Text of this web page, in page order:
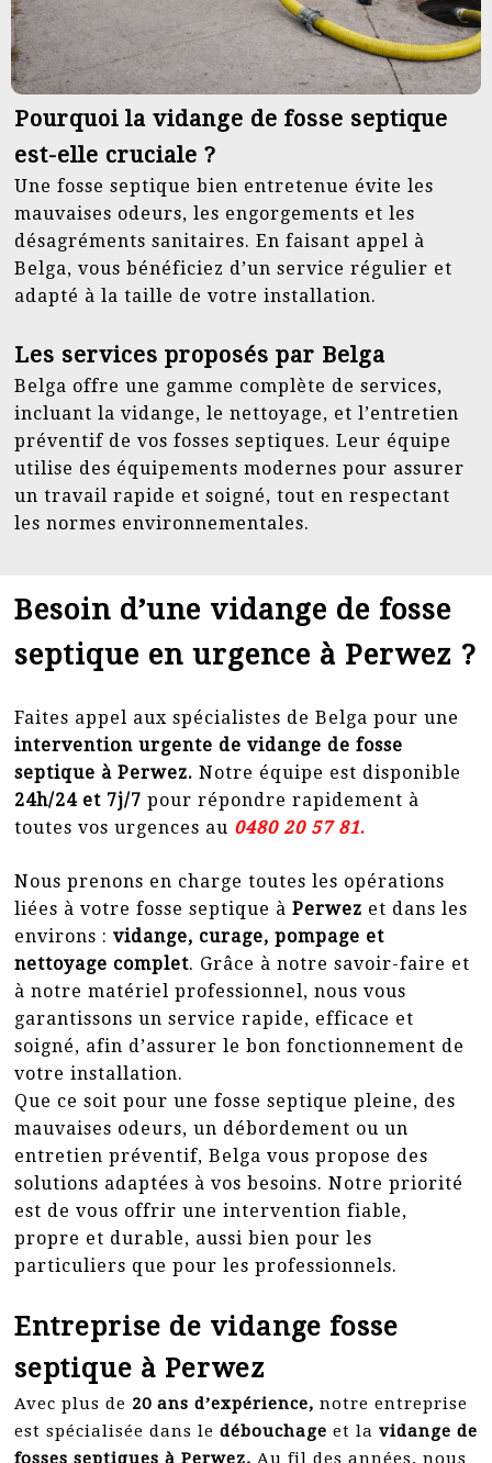
Pourquoi la vidange de fosse septique
est-elle cruciale ?
Une fosse septique bien entretenue évite les
mauvaises odeurs, les engorgements et les
désagréments sanitaires. En faisant appel à
Belga, vous bénéficiez d’un service régulier et
adapté à la taille de votre installation.
Les services proposés par Belga
Belga offre une gamme complète de services,
incluant la vidange, le nettoyage, et l’entretien
préventif de vos fosses septiques. Leur équipe
utilise des équipements modernes pour assurer
un travail rapide et soigné, tout en respectant
les normes environnementales.
Besoin d’une vidange de fosse
septique en urgence à Perwez ?
Faites appel aux spécialistes de Belga pour une
intervention urgente de vidange de fosse
septique à Perwez. Notre équipe est disponible
24h/24 et 7j/7 pour répondre rapidement à
toutes vos urgences au 0480 20 57 81.
Nous prenons en charge toutes les opérations
liées à votre fosse septique à Perwez et dans les
environs : vidange, curage, pompage et
nettoyage complet. Grâce à notre savoir-faire et
à notre matériel professionnel, nous vous
garantissons un service rapide, efficace et
soigné, afin d’assurer le bon fonctionnement de
votre installation.
Que ce soit pour une fosse septique pleine, des
mauvaises odeurs, un débordement ou un
entretien préventif, Belga vous propose des
solutions adaptées à vos besoins. Notre priorité
est de vous offrir une intervention fiable,
propre et durable, aussi bien pour les
particuliers que pour les professionnels.
Entreprise de vidange fosse
septique à Perwez
Avec plus de 20 ans d’expérience, notre entreprise
est spécialisée dans le débouchage et la vidange de
fosses septiques à Perwez. Au fil des années, nous